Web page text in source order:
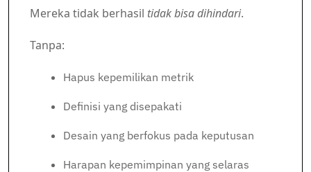
Mereka tidak berhasil tidak bisa dihindari.
Tanpa:
Hapus kepemilikan metrik
Definisi yang disepakati
Desain yang berfokus pada keputusan
Harapan kepemimpinan yang selaras